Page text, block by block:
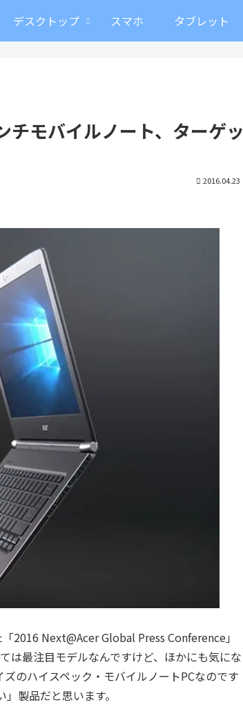
デスクトップ スマホ タブレット
モバイルノート、ターゲッ
2016.04.23
2016 Next@Acer Global Press Conference」
は最注目モデルなんですけど、ほかにも気にな
のハイスペック・モバイルノートPCなのです
製品だと思います。